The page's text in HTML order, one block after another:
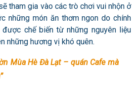
tham gia vào các trò chơi vui nhộn ở
những món ăn thơm ngon do chính
chế biến từ những nguyên liệu
những hương vị khó quên.
Mùa Hè Đà Lạt – quán Cafe mà